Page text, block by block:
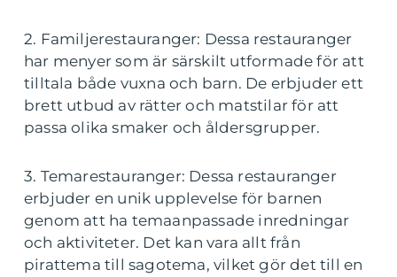
2. Familjerestauranger: Dessa restauranger
har menyer som är särskilt utformade för att
tilltala både vuxna och barn. De erbjuder ett
brett utbud av rätter och matstilar för att
passa olika smaker och åldersgrupper.
3. Temarestauranger: Dessa restauranger
erbjuder en unik upplevelse för barnen
genom att ha temaanpassade inredningar
och aktiviteter. Det kan vara allt från
pirattema till sagotema, vilket gör det till en